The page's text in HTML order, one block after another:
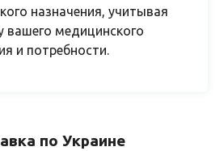
назначения, учитывая
вашего медицинского
и потребности.
по Украине